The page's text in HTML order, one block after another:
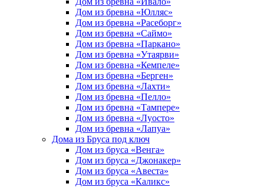
Дом из бревна «Юлляс»
Дом из бревна «Расеборг»
Дом из бревна «Саймо»
Дом из бревна «Паркано»
Дом из бревна «Утаярви»
Дом из бревна «Кемпеле»
Дом из бревна «Берген»
Дом из бревна «Лахти»
Дом из бревна «Пелло»
Дом из бревна «Тампере»
Дом из бревна «Луосто»
Дом из бревна «Лапуа»
Дома из Бруса под ключ
Дом из бруса «Венга»
Дом из бруса «Джонакер»
Дом из бруса «Авеста»
Дом из бруса «Каликс»